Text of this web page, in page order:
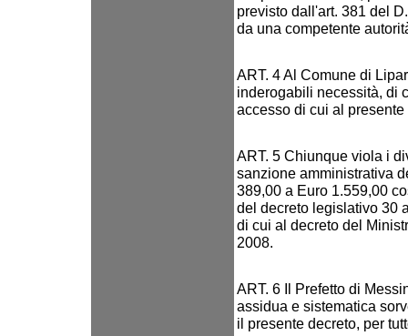
previsto dall'art. 381 del
da una competente
ART. 4 Al Comune di
inderogabili necessità, di
accesso di cui al presente
ART. 5 Chiunque viola i
sanzione amministrativa
389,00 a Euro 1.559,00
del decreto legislativo 30
di cui al decreto del
2008.
ART. 6 Il Prefetto di
assidua e sistematica
il presente decreto, per